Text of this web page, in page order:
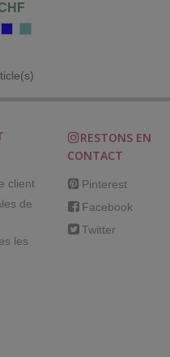
client
de
les
RESTONS EN
CONTACT
Pinterest
Facebook
Twitter